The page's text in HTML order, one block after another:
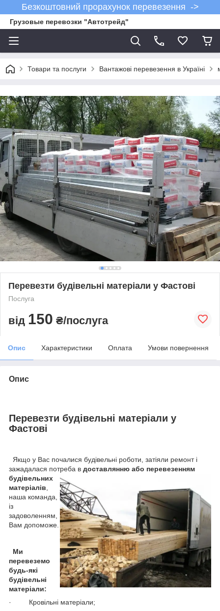
Безкоштовний прорахунок перевезення ->
Грузовые перевозки "Автотрейд"
Товари та послуги Вантажові перевезення в Україні
Перевезти будівельні матеріали у Фастові
Послуга
від 150 ₴/послуга
Опис Характеристики Оплата Умови повернення
Опис
Перевезти будівельні матеріали у
Фастові
Якщо у Вас почалися будівельні роботи, затіяли ремонт і
зажадалася потреба в доставлянню або перевезенням
будівельних
матеріалів
наша команда,
із
задоволенням,
Вам допоможе.
Ми
перевеземо
будь-які
будівельні
матеріали:
· Кровільні матеріали;